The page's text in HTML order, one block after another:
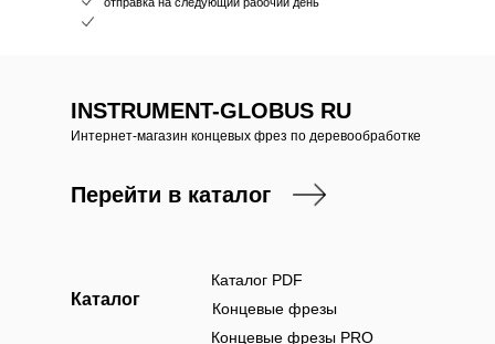
Каталог Концевые фрезы
Каталог PDF
Концевые фрезы PRO
INSTRUMENT-GLOBUS RU
Интернет-магазин концевых фрез по деревообработке
Перейти в каталог